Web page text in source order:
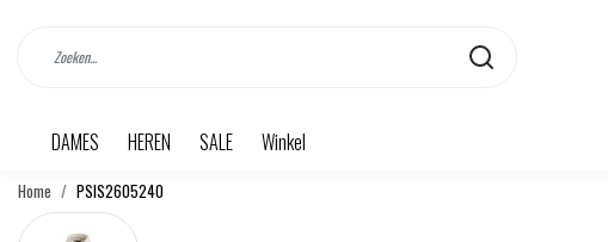
DAMES HEREN SALE Winkel
Home PSIS2605240